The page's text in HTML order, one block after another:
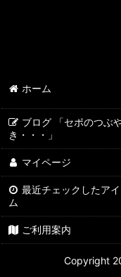
ホーム
ブログ 「セポのつぶ
き・・・」
マイページ
最近チェックしたア
ム
ご利用案内
Copyright